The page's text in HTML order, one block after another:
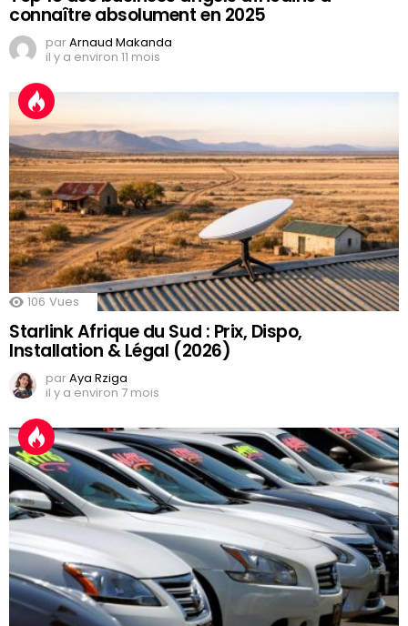
connaître absolument en 2025
parArnaud Makanda
il y a environ 11 mois
106 Vues
Starlink Afrique du Sud : Prix, Dispo,
Installation & Légal (2026)
parAya Rziga
il y a environ 7 mois